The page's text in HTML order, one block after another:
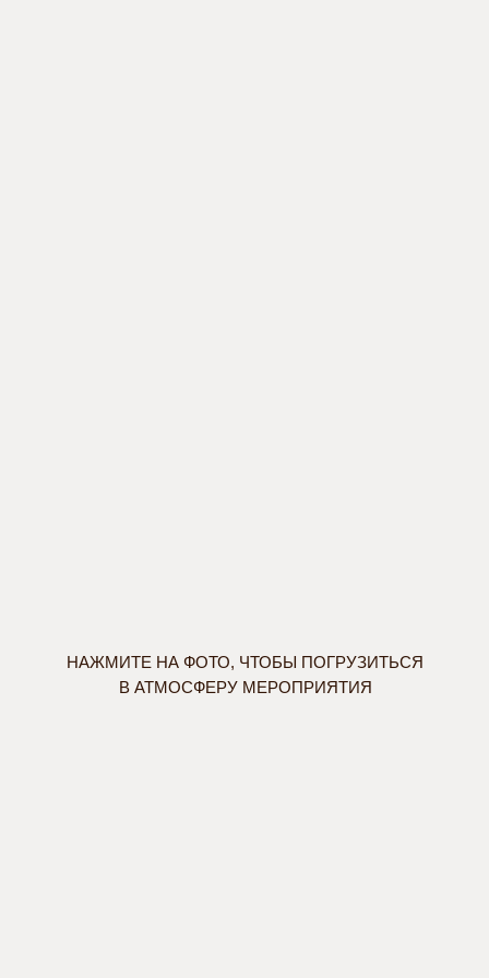
НАЖМИТЕ НА ФОТО, ЧТОБЫ ПОГРУЗИТЬСЯ
В АТМОСФЕРУ МЕРОПРИЯТИЯ